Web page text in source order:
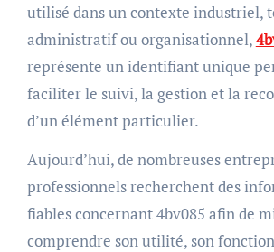
utilisé dans un contexte industriel,
administratif ou organisationnel,
représente un identifiant unique
faciliter le suivi, la gestion et la
d’un élément particulier.
Aujourd’hui, de nombreuses
professionnels recherchent des
fiables concernant 4bv085 afin de
comprendre son utilité, son